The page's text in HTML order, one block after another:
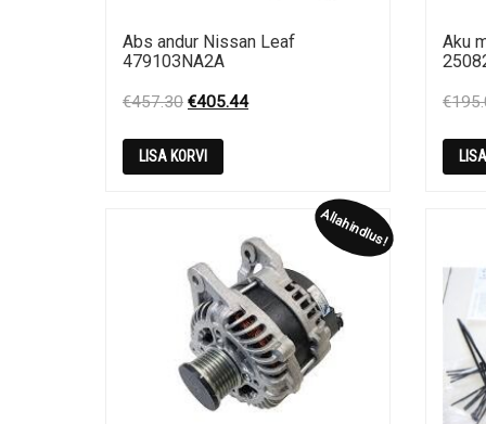
Abs andur Nissan Leaf
479103NA2A
€457.30 Original
was:
€457.30.
€405.44Current
LISA KORVI
Aku
€
Allahindlus!